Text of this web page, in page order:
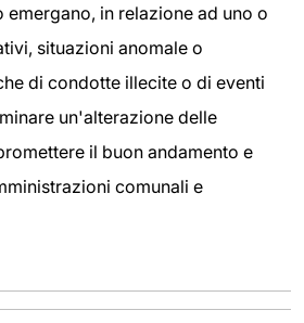
in relazione ad uno o
situazioni anomale o
di condotte illecite o di eventi
un'alterazione delle
il buon andamento e
comunali e